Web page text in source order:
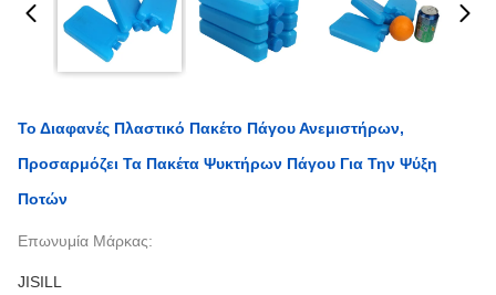
Το Διαφανές Πλαστικό Πακέτο Πάγου Ανεμιστήρων,
Προσαρμόζει Τα Πακέτα Ψυκτήρων Πάγου Για Την Ψύξη
Ποτών
Επωνυμία Μάρκας:
JISILL